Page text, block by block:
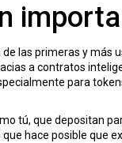
de las primeras y más
a contratos
para
tú, que depositan
hace posible que